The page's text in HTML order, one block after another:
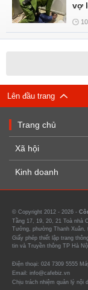
vợ
Lên đầu trang
Trang chủ
Xã hội
Kinh doanh
© Copyright 2012 - 2026 -
Tầng 17, 19, 20, 21 Toà nhà
Tưởng, phường Thanh Xuân,
Giấy phép thiết lập trang
tin và Truyền thông TP Hà
Điện thoại: 024 7309 5555
Email: info@cafebiz.vn
Chịu trách nhiệm quản lý nội